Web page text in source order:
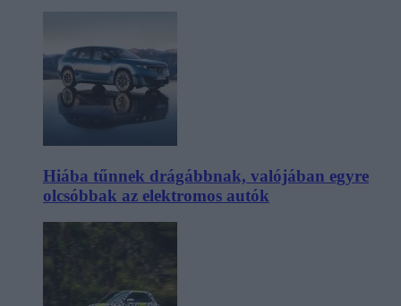
Hiába tűnnek drágábbnak, valójában egyre
olcsóbbak az elektromos autók